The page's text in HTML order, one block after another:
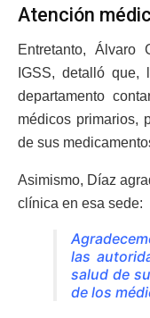
Atención
Entretanto, Álvaro
IGSS, detalló
departamento
médicos primarios,
de sus
Asimismo, Díaz
clínica en esa sede:
las
salud de
de los